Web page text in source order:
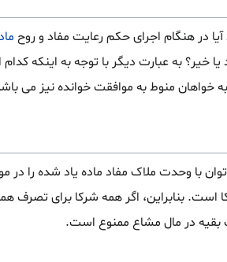
در هنگام اجرای حکم رعایت مفاد و روح
به عبارت دیگر با توجه به اینکه کدام
منوط به موافقت خوانده نیز می
با وحدت ملاک مفاد ماده یاد شده را در
بنابراین، اگر همه شرکا برای تصرف
بقیه در مال مشاع ممنوع است.